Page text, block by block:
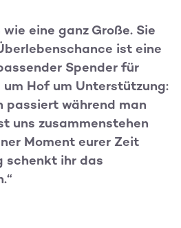
eine ganz Große. Sie
ist eine
Spender für
Hof um Unterstützung:
passiert während man
uns zusammenstehen
Moment eurer Zeit
schenkt ihr das